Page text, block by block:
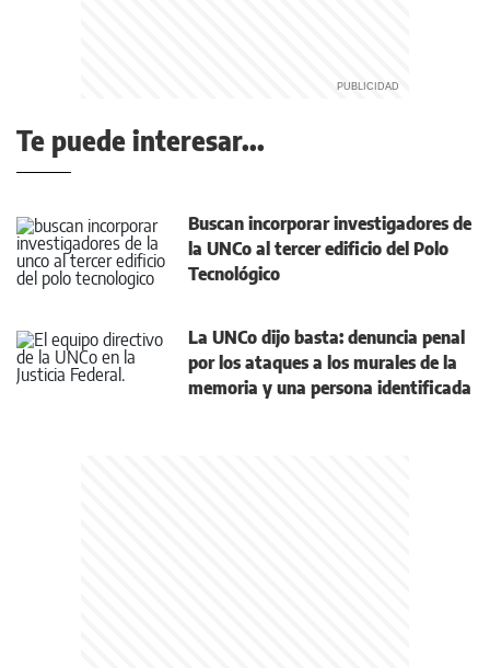
Te puede interesar...
Buscan incorporar investigadores de
la UNCo al tercer edificio del Polo
Tecnológico
La UNCo dijo basta: denuncia penal
por los ataques a los murales de la
memoria y una persona identificada